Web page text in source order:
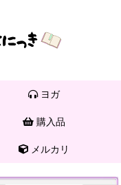
ヨガ
購入品
メルカリ